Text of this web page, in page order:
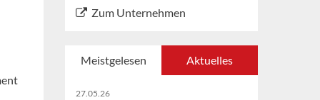
Zum Unternehmen
Meistgelesen Aktuelles
27.05.26